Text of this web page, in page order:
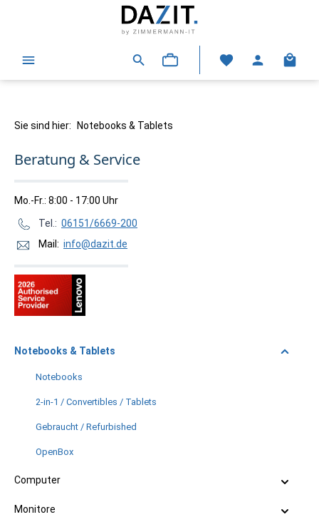
Sie sind hier: Notebooks & Tablets
Beratung & Service
Mo.-Fr.: 8:00 - 17:00 Uhr
Tel.: 06151/6669-200
Mail: info@dazit.de
Notebooks & Tablets
Notebooks
2-in-1 / Convertibles / Tablets
Gebraucht / Refurbished
OpenBox
Computer
Monitore